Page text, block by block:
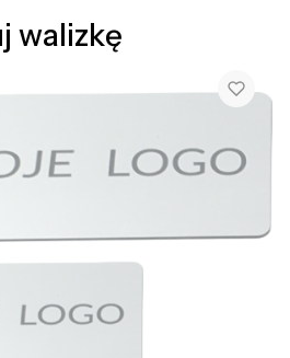
walizkę